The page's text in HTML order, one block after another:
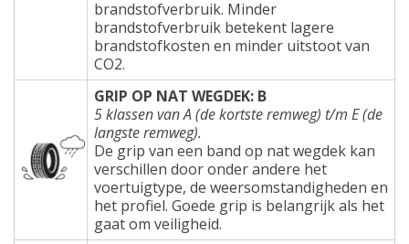
brandstofverbruik. Minder
brandstofverbruik betekent lagere
brandstofkosten en minder uitstoot van
CO2.
GRIP OP NAT WEGDEK: B
5 klassen van A (de kortste remweg) t/m E (de
langste remweg).
De grip van een band op nat wegdek kan
verschillen door onder andere het
voertuigtype, de weersomstandigheden en
het profiel. Goede grip is belangrijk als het
gaat om veiligheid.